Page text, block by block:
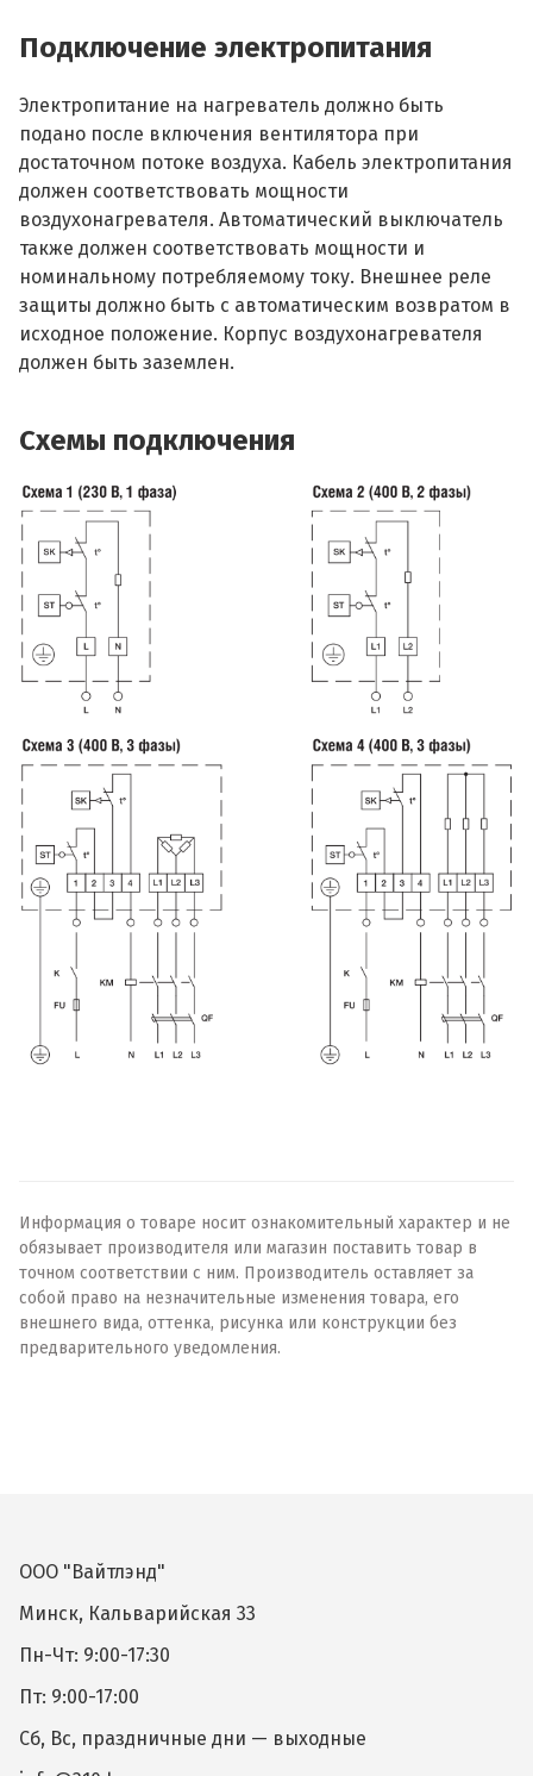
Подключение электропитания
Электропитание на нагреватель должно быть
подано после включения вентилятора при
достаточном потоке воздуха. Кабель электропитания
должен соответствовать мощности
воздухонагревателя. Автоматический выключатель
также должен соответствовать мощности и
номинальному потребляемому току. Внешнее реле
защиты должно быть с автоматическим возвратом в
исходное положение. Корпус воздухонагревателя
должен быть заземлен.
Схемы подключения
Информация о товаре носит ознакомительный характер и не
обязывает производителя или магазин поставить товар в
точном соответствии с ним. Производитель оставляет за
собой право на незначительные изменения товара, его
внешнего вида, оттенка, рисунка или конструкции без
предварительного уведомления.
ООО "Вайтлэнд"
Минск, Кальварийская 33
Пн-Чт: 9:00-17:30
Пт: 9:00-17:00
Сб, Вс, праздничные дни — выходные